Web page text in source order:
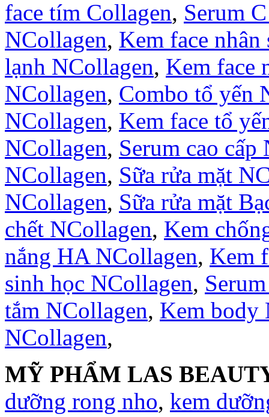
face tím Collagen, Serum
NCollagen, Kem face
lạnh NCollagen, Kem face
NCollagen, Combo tổ yến
NCollagen, Kem face tổ
NCollagen, Serum cao cấp
NCollagen, Sữa rửa mặt
NCollagen, Sữa rửa mặt
chết NCollagen, Kem
nắng HA NCollagen, Kem
sinh học NCollagen,
tắm NCollagen, Kem body
NCollagen,
MỸ PHẨM LAS
dưỡng rong nho, kem